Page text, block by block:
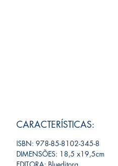
CARACTERÍSTICAS:
ISBN: 978-85-8102-345-8
DIMENSÕES: 18,5 x19,5cm